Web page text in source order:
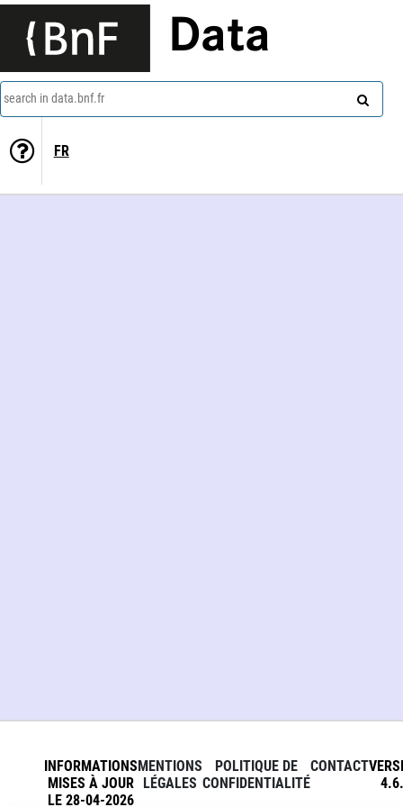
Data
search in data.bnf.fr
FR
INFORMATIONS
MISES À JOUR
LE 28-04-2026
MENTIONS
LÉGALES
POLITIQUE DE
CONFIDENTIALITÉ
CONTACT